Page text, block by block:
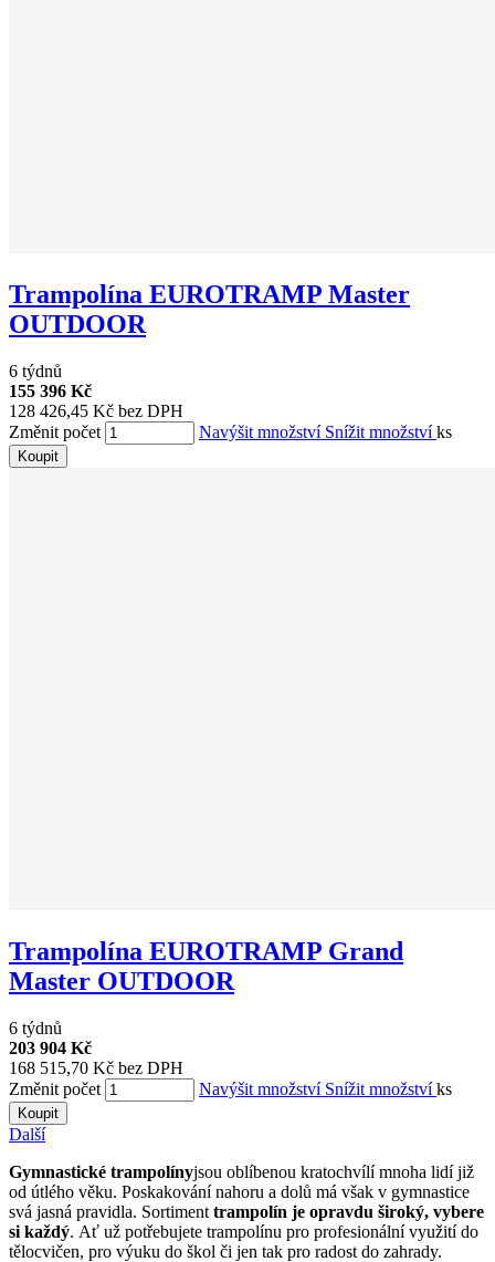
Trampolína EUROTRAMP Master
OUTDOOR
6 týdnů
155 396 Kč
128 426,45 Kč bez DPH
Změnit počet
Navýšit množství Snížit množstvíks
Koupit
Trampolína EUROTRAMP Grand
Master OUTDOOR
6 týdnů
203 904 Kč
168 515,70 Kč bez DPH
Změnit počet
Navýšit množství Snížit množstvíks
Koupit
Další
Gymnastické trampolínyjsou oblíbenou kratochvílí mnoha lidí již
od útlého věku. Poskakování nahoru a dolů má však v gymnastice
svá jasná pravidla. Sortiment trampolín je opravdu široký, vybere
si každý. Ať už potřebujete trampolínu pro profesionální využití do
tělocvičen, pro výuku do škol či jen tak pro radost do zahrady.